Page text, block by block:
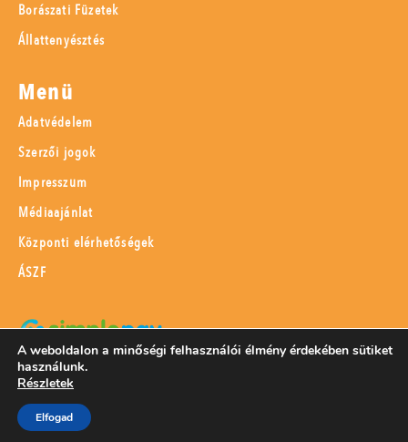
Borászati Füzetek
Állattenyésztés
Menü
Adatvédelem
Szerzői jogok
Impresszum
Médiaajánlat
Központi elérhetőségek
ÁSZF
SimplePay adattovábbítási nyilatkozat
A weboldalon a minőségi felhasználói élmény érdekében sütiket
használunk.
Részletek
Elfogad